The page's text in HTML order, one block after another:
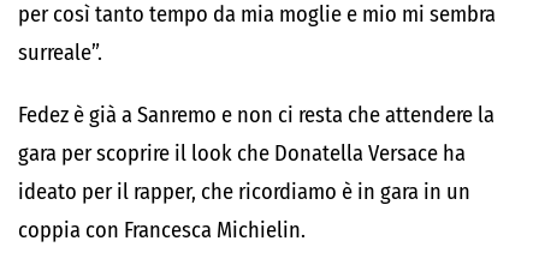
per così tanto tempo da mia moglie e mio mi sembra
surreale”.
Fedez è già a Sanremo e non ci resta che attendere la
gara per scoprire il look che Donatella Versace ha
ideato per il rapper, che ricordiamo è in gara in un
coppia con Francesca Michielin.